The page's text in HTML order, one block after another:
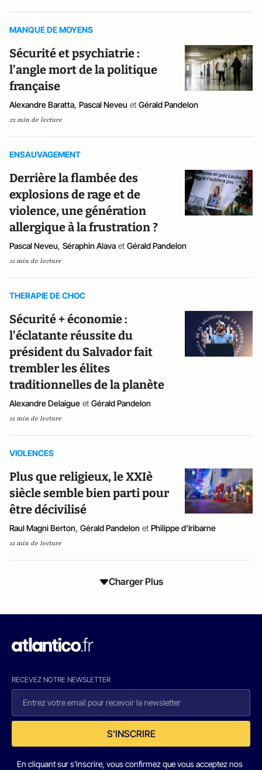
MANQUE DE MOYENS
Sécurité et psychiatrie :
l’angle mort de la politique
française
Alexandre Baratta, Pascal Neveu et Gérald Pandelon
22 min de lecture
ENSAUVAGEMENT
Derrière la flambée des
explosions de rage et de
violence, une génération
allergique à la frustration ?
Pascal Neveu, Séraphin Alava et Gérald Pandelon
12 min de lecture
THERAPIE DE CHOC
Sécurité + économie :
l’éclatante réussite du
président du Salvador fait
trembler les élites
traditionnelles de la planète
Alexandre Delaigue et Gérald Pandelon
12 min de lecture
VIOLENCES
Plus que religieux, le XXIè
siècle semble bien parti pour
être décivilisé
Raul Magni Berton, Gérald Pandelon et Philippe d'Iribarne
12 min de lecture
Charger Plus
RECEVEZ NOTRE NEWSLETTER
S'INSCRIRE
En cliquant sur s'inscrire, vous confirmez que vous acceptez nos